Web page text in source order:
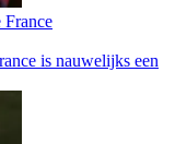
France
is nauwelijks een